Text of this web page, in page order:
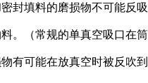
封填料的磨损物不可能反吸
。（常规的单真空吸口在筒
有可能在放真空时被反吹到